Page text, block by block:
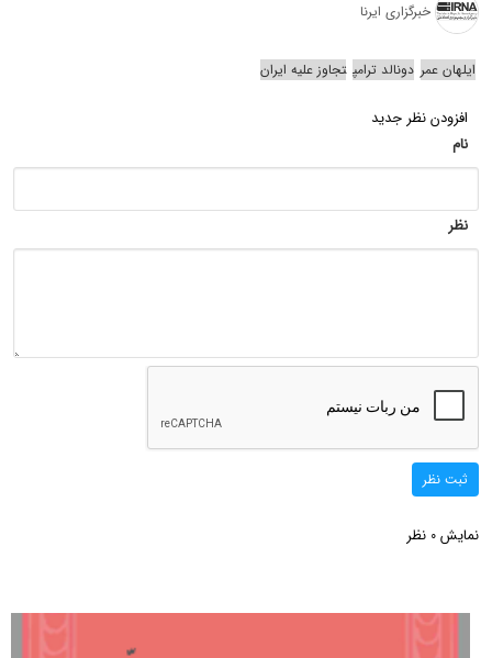
خبرگزاری ایرنا
ایلهان عمر دونالد ترامپ تجاوز علیه ایران
افزودن نظر جدید
نام
نظر
ثبت نظر
نمایش 0 نظر